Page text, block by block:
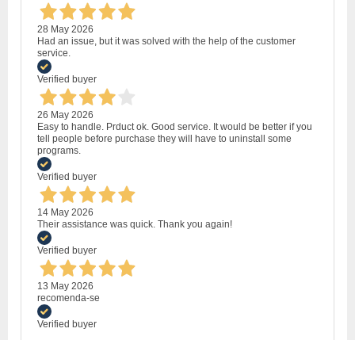
28 May 2026
Had an issue, but it was solved with the help of the customer
service.
Verified buyer
26 May 2026
Easy to handle. Prduct ok. Good service. It would be better if you
tell people before purchase they will have to uninstall some
programs.
Verified buyer
14 May 2026
Their assistance was quick. Thank you again!
Verified buyer
13 May 2026
recomenda-se
Verified buyer